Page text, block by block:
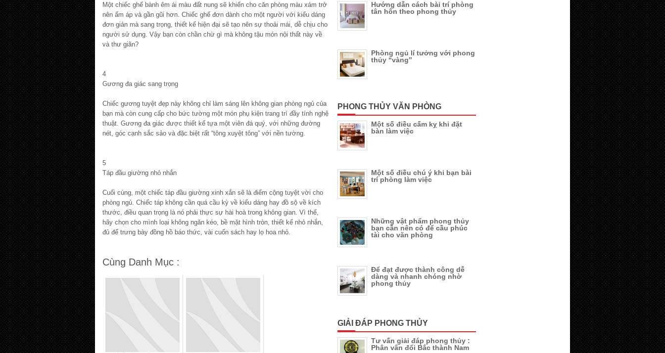
Một chiếc ghế bành êm ái màu đất nung sẽ khiến cho căn phòng màu xám trở
nên ấm áp và gần gũi hơn. Chiếc ghế đơn dành cho một người với kiểu dáng
đơn giản mà sang trọng, thiết kế hiện đại sẽ tạo nên sự thoải mái, dễ chịu cho
người sử dụng. Vậy bạn còn chần chừ gì mà không tậu món nội thất này về
và thư giãn?
4
Gương đa giác sang trọng
Chiếc gương tuyệt đẹp này không chỉ làm sáng lên không gian phòng ngủ của
bạn mà còn cung cấp cho bức tường một món phụ kiện trang trí đầy tính nghệ
thuật. Gương đa giác được thiết kế tựa một viên đá quý, với những đường
nét, góc cạnh sắc sảo và đặc biệt rất “tông xuyệt tông” với nền tường.
5
Táp đầu giường nhỏ nhắn
Cuối cùng, một chiếc táp đầu giường xinh xắn sẽ là điểm cộng tuyệt vời cho
phòng ngủ. Chiếc táp không cần quá cầu kỳ về kiểu dáng hay đồ sộ về kích
thước, điều quan trọng là nó phải thực sự hài hoà trong không gian. Vì thế,
hãy chọn cho mình loại không ngăn kéo, bề mặt hình tròn, thiết kế nhỏ nhắn,
đủ để trưng bày đồng hồ báo thức, vài cuốn sách hay lọ hoa nhỏ.
Cùng Danh Mục :
Hướng dẫn cách bài trí phòng
tân hôn theo phong thủy
Phòng ngủ lí tưởng với phong
thủy “vàng”
PHONG THỦY VĂN PHÒNG
Một số điều cấm kỵ khi đặt
bàn làm việc
Một số điều chú ý khi bạn bài
trí phòng làm việc
Những vật phẩm phong thủy
bạn cần nên có để cầu phúc
tài cho văn phòng
Để đạt được thành công dễ
dàng và nhanh chóng nhờ
phong thủy
GIẢI ĐÁP PHONG THỦY
Tư vấn giải đáp phong thủy :
Phân vân đổi Bắc thành Nam